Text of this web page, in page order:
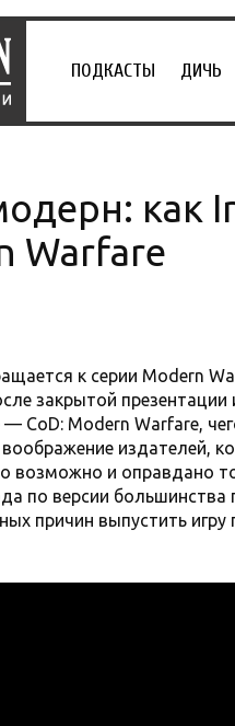
ПОДКАСТЫ ДИЧЬ
как
Warfare
к серии Modern
закрытой
CoD: Modern Warfare,
издателей,
возможно и оправдано
по версии
причин выпустить